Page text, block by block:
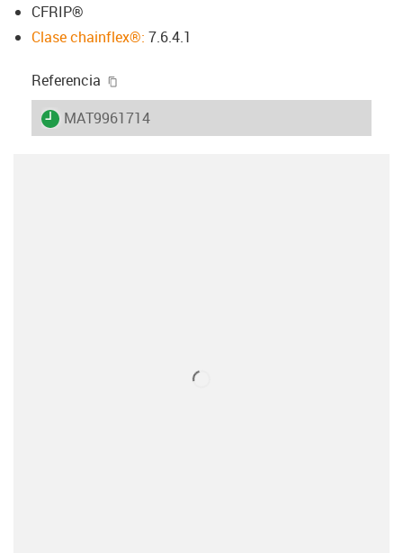
CFRIP®
Clase chainflex®: 7.6.4.1
Referencia
igus-icon-lieferzeit
MAT9961714